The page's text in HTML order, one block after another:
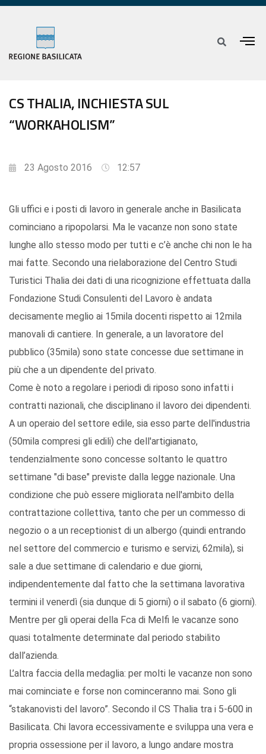
CS THALIA, INCHIESTA SUL
“WORKAHOLISM”
23 Agosto 2016 12:57
Gli uffici e i posti di lavoro in generale anche in Basilicata
cominciano a ripopolarsi. Ma le vacanze non sono state
lunghe allo stesso modo per tutti e c’è anche chi non le ha
mai fatte. Secondo una rielaborazione del Centro Studi
Turistici Thalia dei dati di una ricognizione effettuata dalla
Fondazione Studi Consulenti del Lavoro è andata
decisamente meglio ai 15mila docenti rispetto ai 12mila
manovali di cantiere. In generale, a un lavoratore del
pubblico (35mila) sono state concesse due settimane in
più che a un dipendente del privato.
Come è noto a regolare i periodi di riposo sono infatti i
contratti nazionali, che disciplinano il lavoro dei dipendenti.
A un operaio del settore edile, sia esso parte dell'industria
(50mila compresi gli edili) che dell'artigianato,
tendenzialmente sono concesse soltanto le quattro
settimane "di base" previste dalla legge nazionale. Una
condizione che può essere migliorata nell'ambito della
contrattazione collettiva, tanto che per un commesso di
negozio o a un receptionist di un albergo (quindi entrando
nel settore del commercio e turismo e servizi, 62mila), si
sale a due settimane di calendario e due giorni,
indipendentemente dal fatto che la settimana lavorativa
termini il venerdì (sia dunque di 5 giorni) o il sabato (6 giorni).
Mentre per gli operai della Fca di Melfi le vacanze sono
quasi totalmente determinate dal periodo stabilito
dall’azienda.
L’altra faccia della medaglia: per molti le vacanze non sono
mai cominciate e forse non cominceranno mai. Sono gli
“stakanovisti del lavoro”. Secondo il CS Thalia tra i 5-600 in
Basilicata. Chi lavora eccessivamente e sviluppa una vera e
propria ossessione per il lavoro, a lungo andare mostra